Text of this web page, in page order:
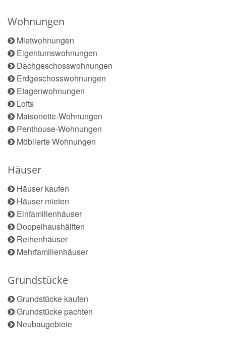
Wohnungen
Mietwohnungen
Eigentumswohnungen
Dachgeschosswohnungen
Erdgeschosswohnungen
Etagenwohnungen
Lofts
Maisonette-Wohnungen
Penthouse-Wohnungen
Möblierte Wohnungen
Häuser
Häuser kaufen
Häuser mieten
Einfamilienhäuser
Doppelhaushälften
Reihenhäuser
Mehrfamilienhäuser
Grundstücke
Grundstücke kaufen
Grundstücke pachten
Neubaugebiete